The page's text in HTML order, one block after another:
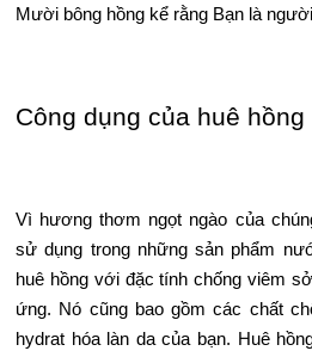
Mười bông hồng kể rằng Bạn là
Công dụng của huê hồng
Vì hương thơm ngọt ngào của
sử dụng trong những sản phẩm
huê hồng với đặc tính chống viêm
ứng. Nó cũng bao gồm các chất
hydrat hóa làn da của bạn. Huê